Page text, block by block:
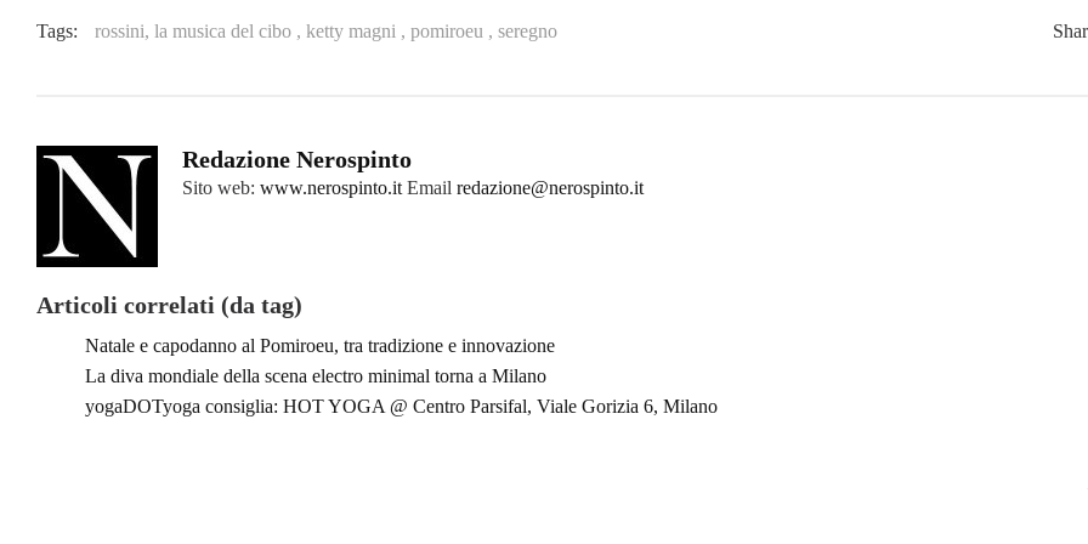
Tags: rossini, la musica del cibo , ketty magni , pomiroeu , seregno
Redazione Nerospinto
Sito web: www.nerospinto.it Email redazione@nerospinto.it
Articoli correlati (da tag)
Natale e capodanno al Pomiroeu, tra tradizione e innovazione
La diva mondiale della scena electro minimal torna a Milano
yogaDOTyoga consiglia: HOT YOGA @ Centro Parsifal, Viale Gorizia 6, Milano